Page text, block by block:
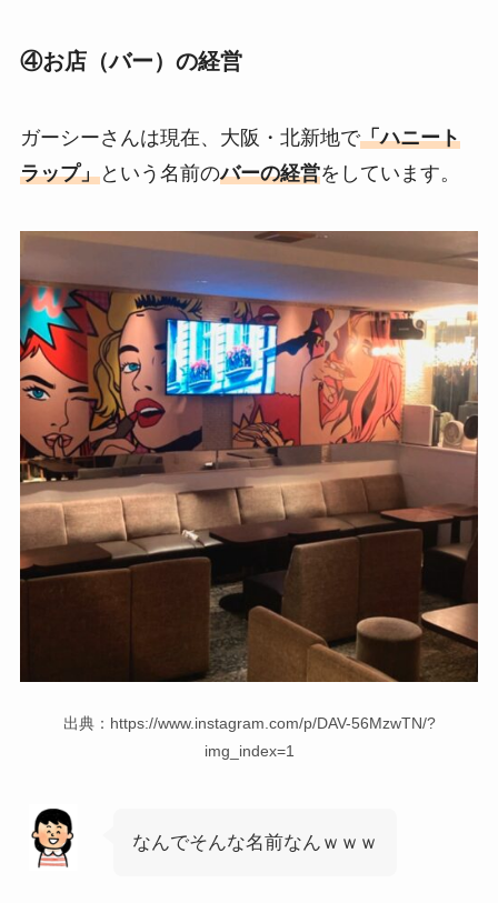
④お店（バー）の経営
ガーシーさんは現在、大阪・北新地で「ハニート
ラップ」という名前のバーの経営をしています。
出典：https://www.instagram.com/p/DAV-56MzwTN/?
img_index=1
なんでそんな名前なんｗｗｗ